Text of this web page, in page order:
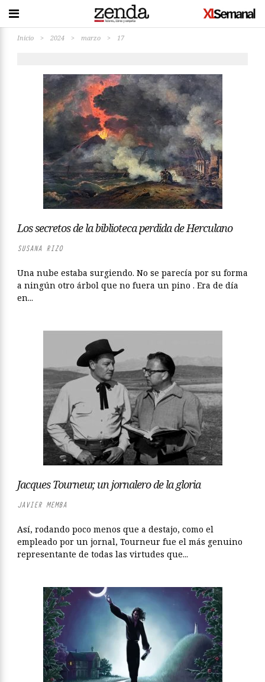
Inicio > 2024 > marzo > 17
Los secretos de la biblioteca perdida de Herculano
SUSANA RIZO
Una nube estaba surgiendo. No se parecía por su forma
a ningún otro árbol que no fuera un pino . Era de día
en...
Jacques Tourneur, un jornalero de la gloria
JAVIER MEMBA
Así, rodando poco menos que a destajo, como el
empleado por un jornal, Tourneur fue el más genuino
representante de todas las virtudes que...